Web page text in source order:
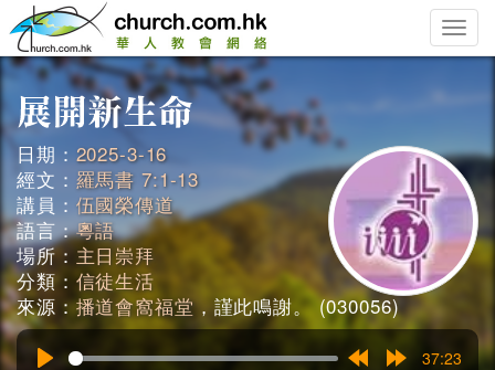
Toggle
日期： 2025-3-16
經文： 羅馬書 7:1-13
講員： 伍國榮傳道
語言：粵語
場所： 主日崇拜
分類： 信徒生活
來源：播道會窩福堂，謹此鳴謝。 (030056)
37:23